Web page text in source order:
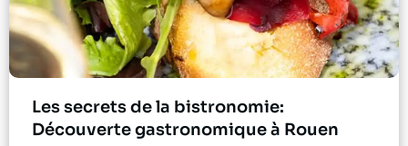
Les secrets de la bistronomie:
Découverte gastronomique à Rouen